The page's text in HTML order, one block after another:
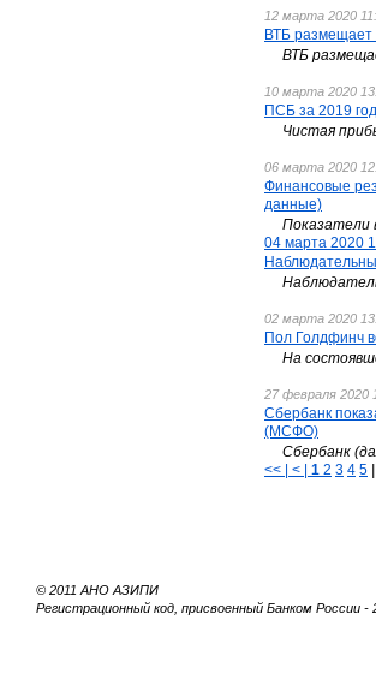
12 марта 2020
ВТБ размещает
ВТБ
10 марта 2020
ПСБ за 2019
Чистая
06 марта 2020
Финансовые
данные)
Показатели
04 марта 2020
02 марта 2020
Пол Голдфинч
На
27 февраля 2020
Сбербанк
(МСФО)
Сбербанк
<< | < | 1 2 3 4 5
© 2011 АНО АЗИПИ
Регистрационный код, присвоенный Банком России -